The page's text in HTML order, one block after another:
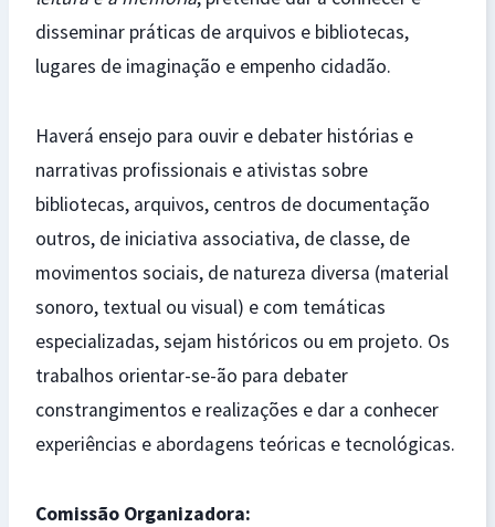
disseminar práticas de arquivos e bibliotecas,
lugares de imaginação e empenho cidadão.
Haverá ensejo para ouvir e debater histórias e
narrativas profissionais e ativistas sobre
bibliotecas, arquivos, centros de documentação
outros, de iniciativa associativa, de classe, de
movimentos sociais, de natureza diversa (material
sonoro, textual ou visual) e com temáticas
especializadas, sejam históricos ou em projeto. Os
trabalhos orientar-se-ão para debater
constrangimentos e realizações e dar a conhecer
experiências e abordagens teóricas e tecnológicas.
Comissão Organizadora: